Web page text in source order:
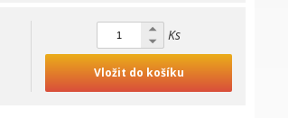
Ks
Vložit do košíku